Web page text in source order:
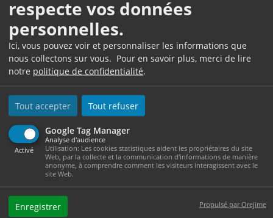
respecte vos données
personnelles.
Ici, vous pouvez voir et personnaliser les informations que
nous collectons sur vous. Pour en savoir plus, merci de lire
notre politique de confidentialité.
Tout accepter Tout refuser
Google Tag Manager
Activé
Analyse d'audience
Utilisation: Les cookies statistiques aident les propriétaires du site
Web, par la collecte et la communication d'informations de manière
anonyme, à comprendre comment les visiteurs interagissent avec le
site Web.
Enregistrer Propulsé par Orejime
11 Rue Gaston Cormouls Houles, 81200 Mazamet
0563610255
Site web